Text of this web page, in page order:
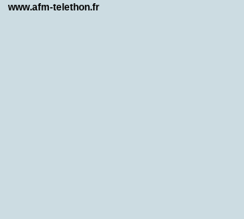
www.afm-telethon.fr